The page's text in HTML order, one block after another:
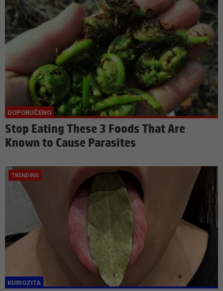
Stop Eating These 3 Foods That Are
Known to Cause Parasites